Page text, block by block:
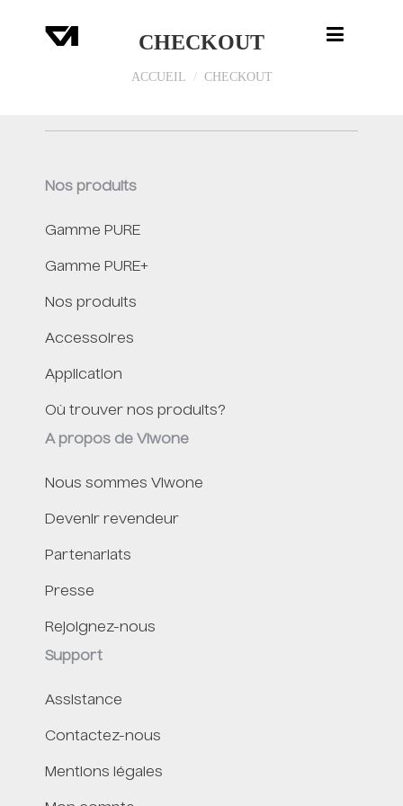
CHECKOUT
VOUS ÊTES ICI :
ACCUEIL CHECKOUT
Nos produits
Gamme PURE
Gamme PURE+
Nos produits
Accessoires
Application
Où trouver nos produits?
A propos de Viwone
Nous sommes Viwone
Devenir revendeur
Partenariats
Presse
Rejoignez-nous
Support
Assistance
Contactez-nous
Mentions légales